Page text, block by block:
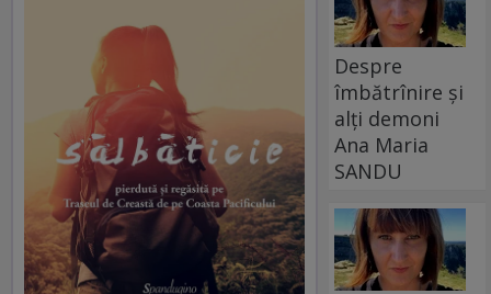
Despre
îmbătrînire și
alți demoni
Ana Maria
SANDU